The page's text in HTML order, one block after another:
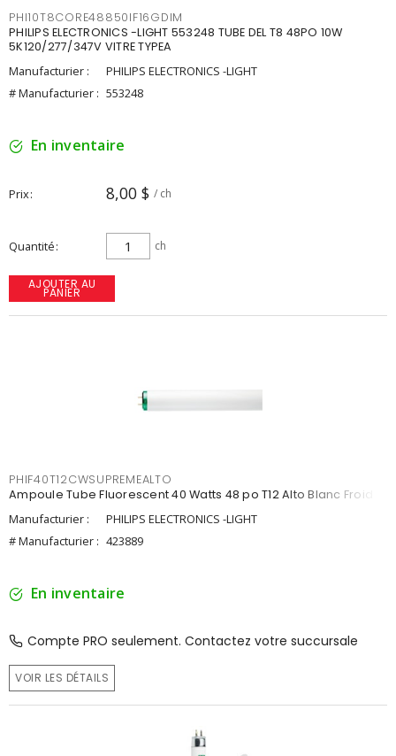
PHI10T8CORE48850IF16GDIM
PHILIPS ELECTRONICS -LIGHT 553248 TUBE DEL T8 48PO 10W
5K120/277/347V VITRE TYPEA
Manufacturier :
PHILIPS ELECTRONICS -LIGHT
# Manufacturier : 553248
En inventaire
Prix 8,00 $ / ch
Quantité ch
AJOUTER AU
PANIER
PHIF40T12CWSUPREMEALTO
Ampoule Tube Fluorescent 40 Watts 48 po T12 Alto Blanc Froid
Manufacturier :
PHILIPS ELECTRONICS -LIGHT
# Manufacturier : 423889
En inventaire
Compte PRO seulement. Contactez votre succursale
VOIR LES DÉTAILS